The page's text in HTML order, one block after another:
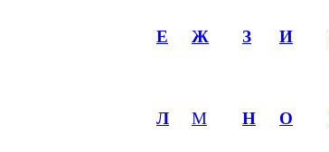
Е Ж З И
Л М Н О